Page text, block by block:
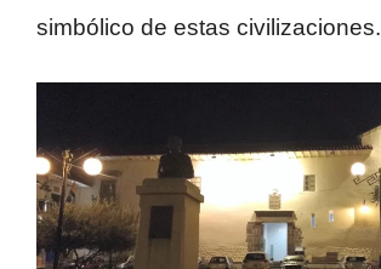
simbólico de estas civilizaciones.